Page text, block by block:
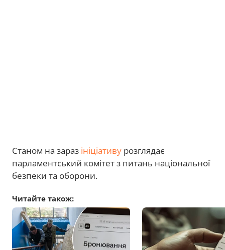
Станом на зараз ініціативу розглядає
парламентський комітет з питань національної
безпеки та оборони.
Читайте також: